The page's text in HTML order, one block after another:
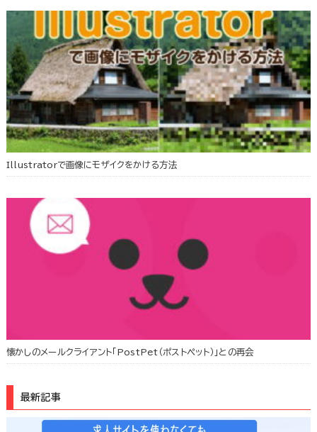
Illustratorで画像にモザイクをかける方法
懐かしのメールクライアント「PostPet（ポストペット）」との再会
最新記事